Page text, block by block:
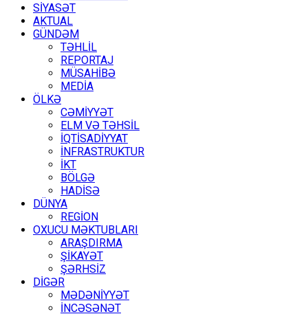
SİYASƏT
AKTUAL
GÜNDƏM
TƏHLİL
REPORTAJ
MÜSAHİBƏ
MEDİA
ÖLKƏ
CƏMİYYƏT
ELM VƏ TƏHSİL
İQTİSADİYYAT
İNFRASTRUKTUR
İKT
BÖLGƏ
HADİSƏ
DÜNYA
REGİON
OXUCU MƏKTUBLARI
ARAŞDIRMA
ŞİKAYƏT
ŞƏRHSİZ
DİGƏR
MƏDƏNİYYƏT
İNCƏSƏNƏT